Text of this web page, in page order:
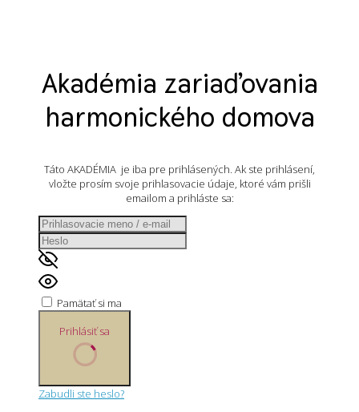
Akadémia zariaďovania
harmonického domova
Táto AKADÉMIA je iba pre prihlásených. Ak ste prihlásení,
vložte prosím svoje prihlasovacie údaje, ktoré vám prišli
emailom a prihláste sa:
Pamätať si ma
Prihlásiť sa
Zabudli ste heslo?